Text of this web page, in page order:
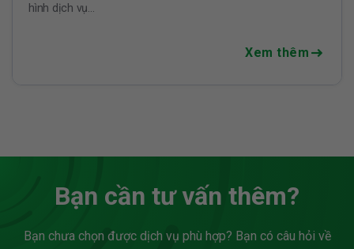
hình dịch vụ...
Xem thêm
Bạn cần tư vấn thêm?
Bạn chưa chọn được dịch vụ phù hợp? Bạn có câu hỏi về